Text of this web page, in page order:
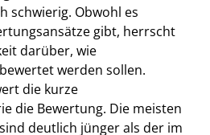
schwierig. Obwohl es
gibt, herrscht
darüber, wie
werden sollen.
die kurze
die Bewertung. Die meisten
deutlich jünger als der im